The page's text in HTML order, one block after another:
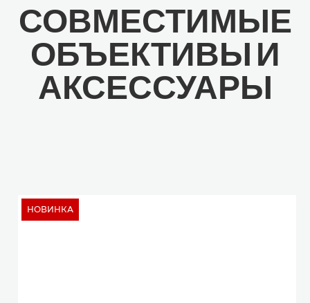
СОВМЕСТИМЫЕ
ОБЪЕКТИВЫ И
АКСЕССУАРЫ
НОВИНКА